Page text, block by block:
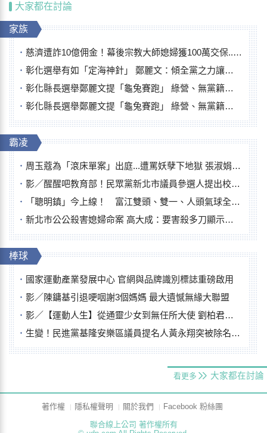
大家都在討論
家族
慈濟遭詐10億佣金！幕後宗教大師媳婦獲100萬交保...快步奔離不發一語
彰化選舉有如「定海神針」 鄭麗文：傾全黨之力讓彰化贏
彰化縣長選舉鄭麗文提「龜兔賽跑」 綠營、無黨籍忙否認是烏龜
彰化縣長選舉鄭麗文提「龜兔賽跑」 綠營、無黨籍忙否認是烏龜
霸凌
周玉蔻為「滾床單案」出庭...遭罵妖孽下地獄 張淑娟批：舌頭殺人有罪
影／醒醒吧教育部！民眾黨新北市議員參選人提出校園反毒防線升級政見
「聰明鎮」今上線！ 富江雙頭、雙一、人頭氣球全登場
新北市公公殺害媳婦命案 高大成：要害殺多刀顯示怨恨深
棒球
國家運動產業發展中心 官網與品牌識別標誌重磅啟用
影／陳鏞基引退哽咽謝3個媽媽 最大遺憾無緣大聯盟
影／【運動人生】從通靈少女到無任所大使 劉柏君女裁判人生國際發光
生變！民進黨基隆安樂區議員提名人黃永翔突被除名 將另提他人
看更多 大家都在討論
著作權 隱私權聲明 關於我們
Facebook 粉絲團
聯合線上公司 著作權所有